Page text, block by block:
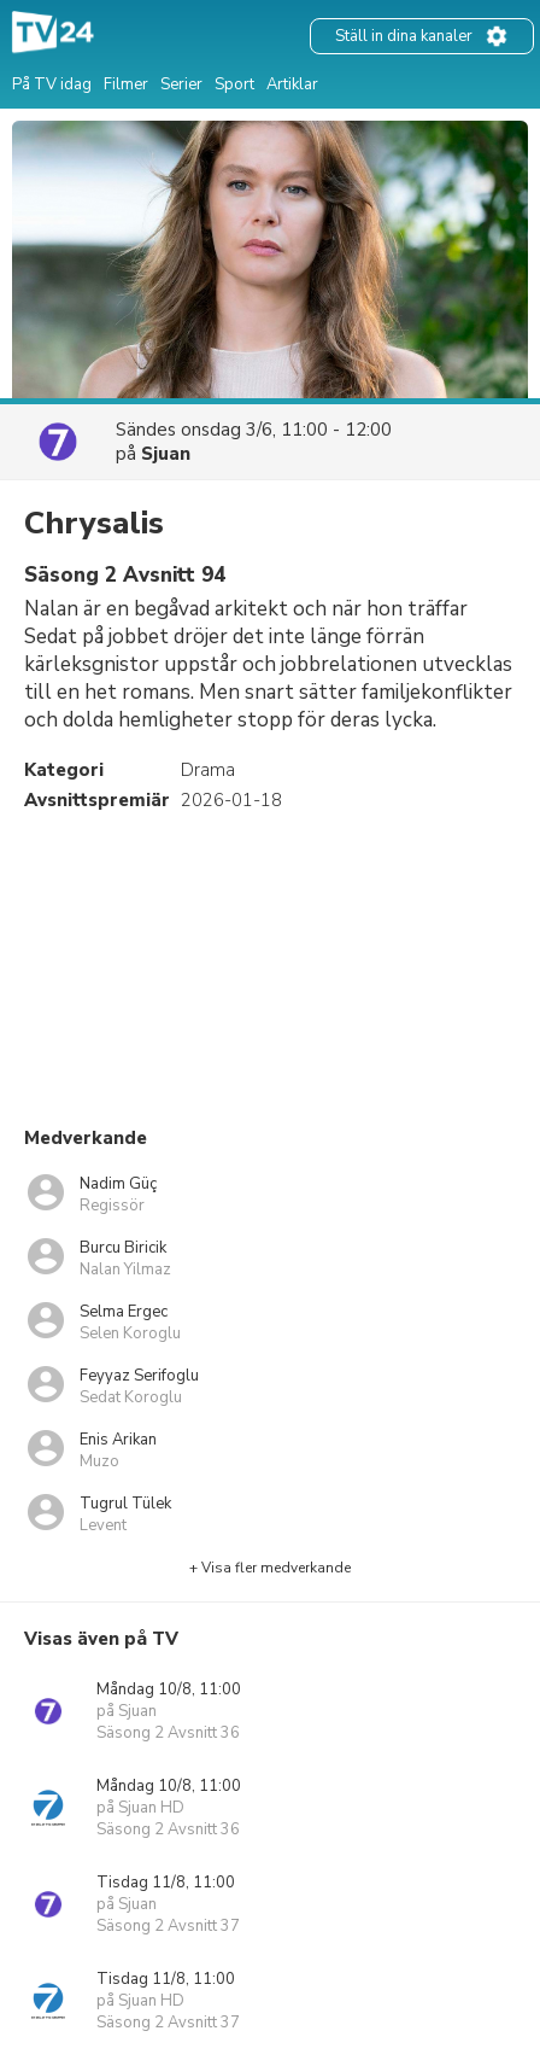
På TV idag Filmer Serier Sport Artiklar
Ställ in dina kanaler
Sändes onsdag 3/6, 11:00 - 12:00
på Sjuan
Chrysalis
Säsong 2 Avsnitt 94
Nalan är en begåvad arkitekt och när hon träffar
Sedat på jobbet dröjer det inte länge förrän
kärleksgnistor uppstår och jobbrelationen utvecklas
till en het romans. Men snart sätter familjekonflikter
och dolda hemligheter stopp för deras lycka.
Kategori
Drama
Avsnittspremiär 2026-01-18
Medverkande
Nadim Güç
Regissör
Burcu Biricik
Nalan Yilmaz
Selma Ergec
Selen Koroglu
Feyyaz Serifoglu
Sedat Koroglu
Enis Arikan
Muzo
Tugrul Tülek
Levent
+ Visa fler medverkande
Visas även på TV
Måndag 10/8, 11:00
på Sjuan
Säsong 2 Avsnitt 36
Måndag 10/8, 11:00
på Sjuan HD
Säsong 2 Avsnitt 36
Tisdag 11/8, 11:00
på Sjuan
Säsong 2 Avsnitt 37
Tisdag 11/8, 11:00
på Sjuan HD
Säsong 2 Avsnitt 37